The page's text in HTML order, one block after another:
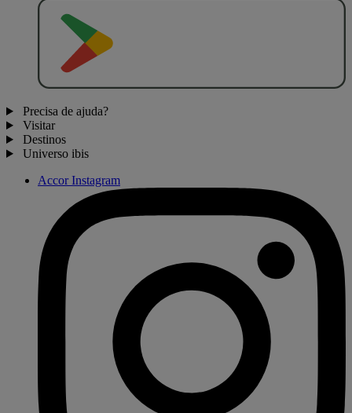
Precisa de ajuda?
Visitar
Destinos
Universo ibis
Accor Instagram